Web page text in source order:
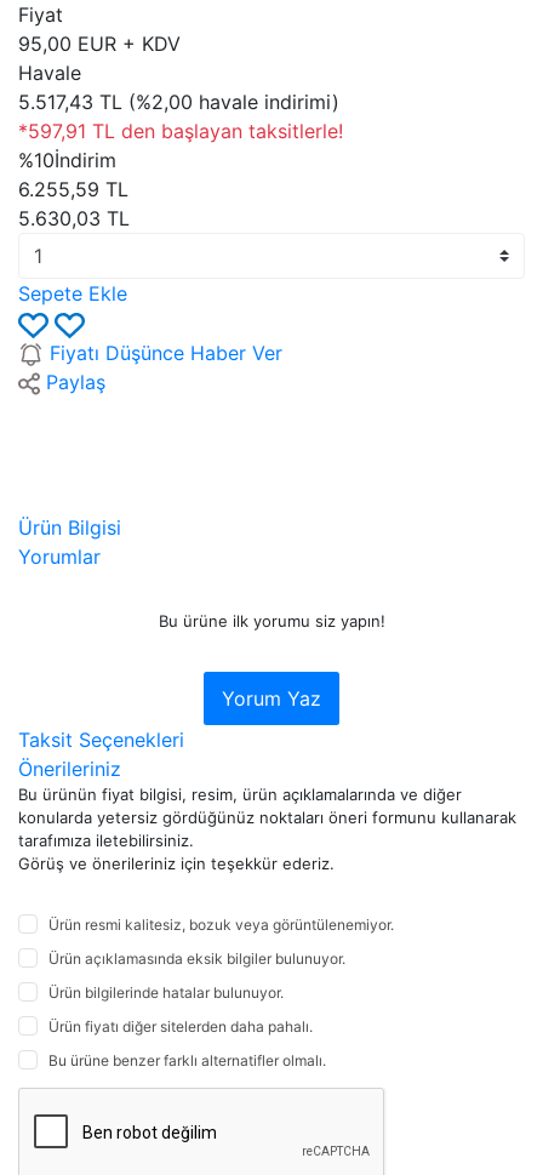
Fiyat
95,00 EUR + KDV
Havale
5.517,43 TL (%2,00 havale indirimi)
*597,91 TL den başlayan taksitlerle!
%10İndirim
6.255,59 TL
5.630,03 TL
Sepete Ekle
Fiyatı Düşünce Haber Ver
Paylaş
Ürün Bilgisi
Yorumlar
Bu ürüne ilk yorumu siz yapın!
Yorum Yaz
Taksit Seçenekleri
Önerileriniz
Bu ürünün fiyat bilgisi, resim, ürün açıklamalarında ve diğer
konularda yetersiz gördüğünüz noktaları öneri formunu kullanarak
tarafımıza iletebilirsiniz.
Görüş ve önerileriniz için teşekkür ederiz.
Ürün resmi kalitesiz, bozuk veya görüntülenemiyor.
Ürün açıklamasında eksik bilgiler bulunuyor.
Ürün bilgilerinde hatalar bulunuyor.
Ürün fiyatı diğer sitelerden daha pahalı.
Bu ürüne benzer farklı alternatifler olmalı.